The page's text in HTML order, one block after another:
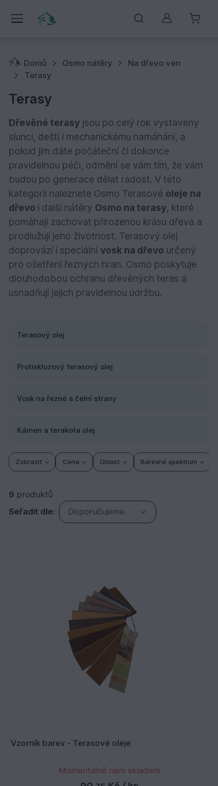
Můj účet
Domů Osmo nátěry
Na dřevo ven
Terasy
Terasy
Dřevěné terasyjsou po celý rok vystaveny
slunci, dešti i mechanickému namáhání, a
pokud jim dáte počáteční či dokonce
pravidelnou péči, odmění se vám tím, že vám
budou po generace dělat radost. V této
kategorii naleznete Osmo Terasové oleje na
dřevo i další nátěry Osmo na terasy, které
pomáhají zachovat přirozenou krásu dřeva a
prodlužují jeho životnost. Terasový olej
doprovází i speciální vosk na dřevo určený
pro ošetření řezných hran. Osmo poskytuje
dlouhodobou ochranu dřevěných teras a
usnadňují jejich pravidelnou údržbu.
Terasový olej
Protiskluzový terasový olej
Vosk na řezné a čelní strany
Kámen a terakota olej
Zobrazit Cena Oblast Barevné spektrum
9 produktů
Seřadit dle:
Doporučujeme
Vzorník barev - Terasové oleje
Momentálně není skladem